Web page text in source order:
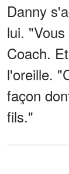
Danny
lui.
Coach.
l'oreille.
façon
fils."